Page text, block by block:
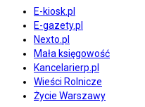
E-kiosk.pl
E-gazety.pl
Nexto.pl
Mała księgowość
Kancelarierp.pl
Wieści Rolnicze
Życie Warszawy